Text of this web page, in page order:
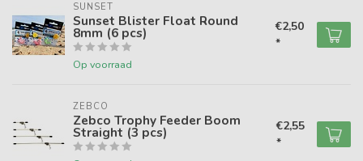
SUNSET
Sunset Blister Float Round
8mm (6 pcs)
Op voorraad
€2,50
*
ZEBCO
Zebco Trophy Feeder Boom
Straight (3 pcs)
€2,55
*